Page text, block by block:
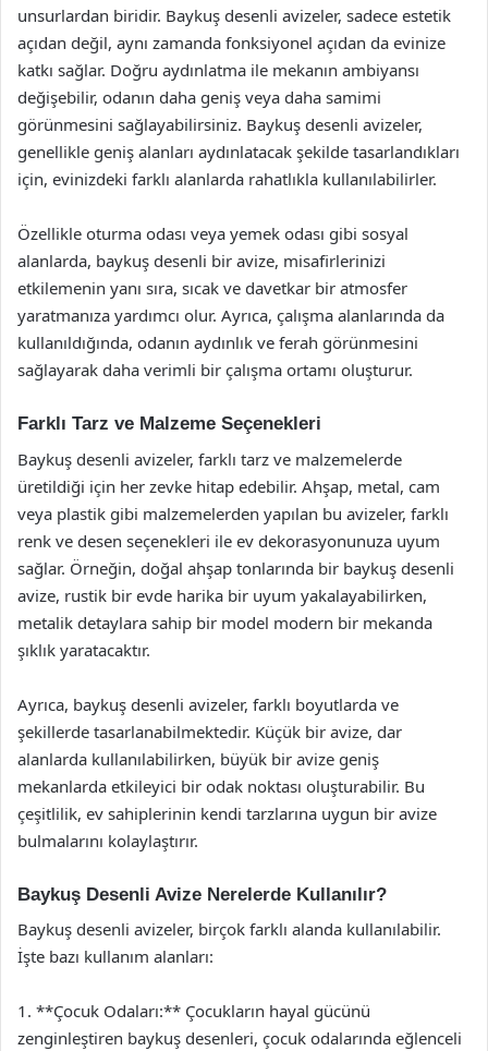
unsurlardan biridir. Baykuş desenli avizeler, sadece estetik
açıdan değil, aynı zamanda fonksiyonel açıdan da evinize
katkı sağlar. Doğru aydınlatma ile mekanın ambiyansı
değişebilir, odanın daha geniş veya daha samimi
görünmesini sağlayabilirsiniz. Baykuş desenli avizeler,
genellikle geniş alanları aydınlatacak şekilde tasarlandıkları
için, evinizdeki farklı alanlarda rahatlıkla kullanılabilirler.
Özellikle oturma odası veya yemek odası gibi sosyal
alanlarda, baykuş desenli bir avize, misafirlerinizi
etkilemenin yanı sıra, sıcak ve davetkar bir atmosfer
yaratmanıza yardımcı olur. Ayrıca, çalışma alanlarında da
kullanıldığında, odanın aydınlık ve ferah görünmesini
sağlayarak daha verimli bir çalışma ortamı oluşturur.
Farklı Tarz ve Malzeme Seçenekleri
Baykuş desenli avizeler, farklı tarz ve malzemelerde
üretildiği için her zevke hitap edebilir. Ahşap, metal, cam
veya plastik gibi malzemelerden yapılan bu avizeler, farklı
renk ve desen seçenekleri ile ev dekorasyonunuza uyum
sağlar. Örneğin, doğal ahşap tonlarında bir baykuş desenli
avize, rustik bir evde harika bir uyum yakalayabilirken,
metalik detaylara sahip bir model modern bir mekanda
şıklık yaratacaktır.
Ayrıca, baykuş desenli avizeler, farklı boyutlarda ve
şekillerde tasarlanabilmektedir. Küçük bir avize, dar
alanlarda kullanılabilirken, büyük bir avize geniş
mekanlarda etkileyici bir odak noktası oluşturabilir. Bu
çeşitlilik, ev sahiplerinin kendi tarzlarına uygun bir avize
bulmalarını kolaylaştırır.
Baykuş Desenli Avize Nerelerde Kullanılır?
Baykuş desenli avizeler, birçok farklı alanda kullanılabilir.
İşte bazı kullanım alanları:
1. **Çocuk Odaları:** Çocukların hayal gücünü
zenginleştiren baykuş desenleri, çocuk odalarında eğlenceli